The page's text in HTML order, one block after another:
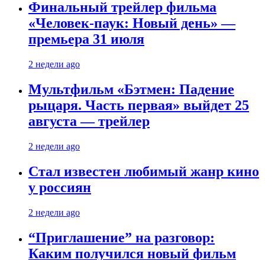
Финальный трейлер фильма
«Человек-паук: Новый день» —
премьера 31 июля
2 недели ago
Мультфильм «Бэтмен: Падение
рыцаря. Часть первая» выйдет 25
августа — трейлер
2 недели ago
Стал известен любимый жанр кино
у россиян
2 недели ago
“Приглашение” на разговор:
Каким получился новый фильм